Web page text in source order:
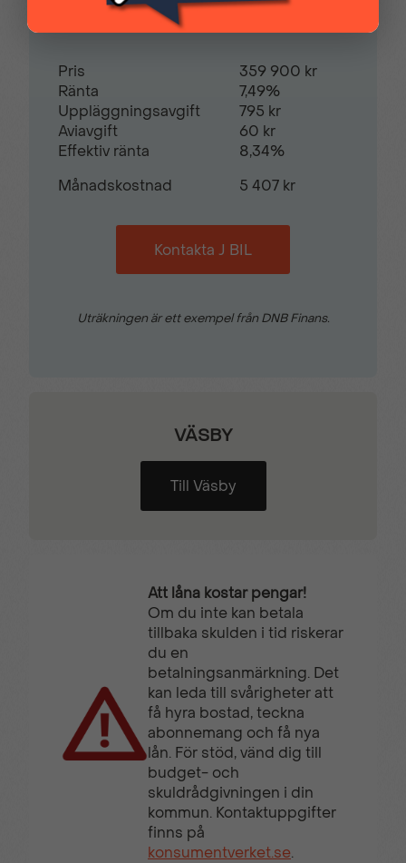
Multifunktionsratt
Parkeringsassistans
Parkeringssensorer
(fram)
Plant lastutrymme
Svensksåld
Tonade rutor
Yttertemperaturmätare
Restvärde0%
Pris
359 900 kr
Ränta
7,49%
Uppläggningsavgift
795 kr
Aviavgift
60 kr
Effektiv ränta
8,34%
Månadskostnad
5 407 kr
Kontakta J BIL
Uträkningen är ett exempel från DNB Finans.
VÄSBY
Till Väsby
Att låna kostar pengar!
Om du inte kan betala
tillbaka skulden i tid riskerar
du en
betalningsanmärkning. Det
kan leda till svårigheter att
få hyra bostad, teckna
abonnemang och få nya
lån. För stöd, vänd dig till
budget- och
skuldrådgivningen i din
kommun. Kontaktuppgifter
finns på
konsumentverket.se.